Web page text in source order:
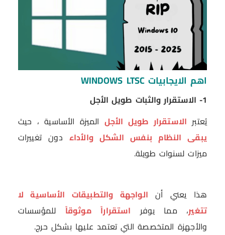
اهم الايجابيات WINDOWS LTSC
1- الاستقرار والثبات طويل الأجل
يُعتبر الاستقرار طويل الأجل الميزة الأساسية ، حيث
يبقى النظام بنفس الشكل والأداء دون تغييرات
ميزات لسنوات طويلة.
هذا يعني أن الواجهة والتطبيقات الأساسية لا
تتغير، مما يوفر استقراراً موثوقاً للمؤسسات
والأجهزة المتخصصة التي تعتمد عليها بشكل حرج.